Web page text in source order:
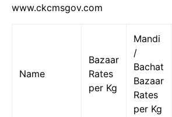
www.ckcmsgov.com
Name
Bazaar
Rates
per Kg
Mandi
/
Bachat
Bazaar
Rates
per Kg